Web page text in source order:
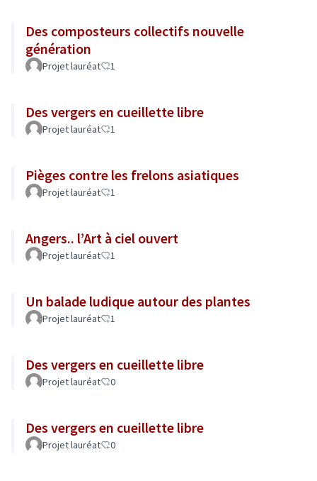
Des composteurs collectifs nouvelle
génération
Projet lauréat 1
Des vergers en cueillette libre
Projet lauréat 1
Pièges contre les frelons asiatiques
Projet lauréat 1
Angers.. l’Art à ciel ouvert
Projet lauréat 1
Un balade ludique autour des plantes
Projet lauréat 1
Des vergers en cueillette libre
Projet lauréat 0
Des vergers en cueillette libre
Projet lauréat 0